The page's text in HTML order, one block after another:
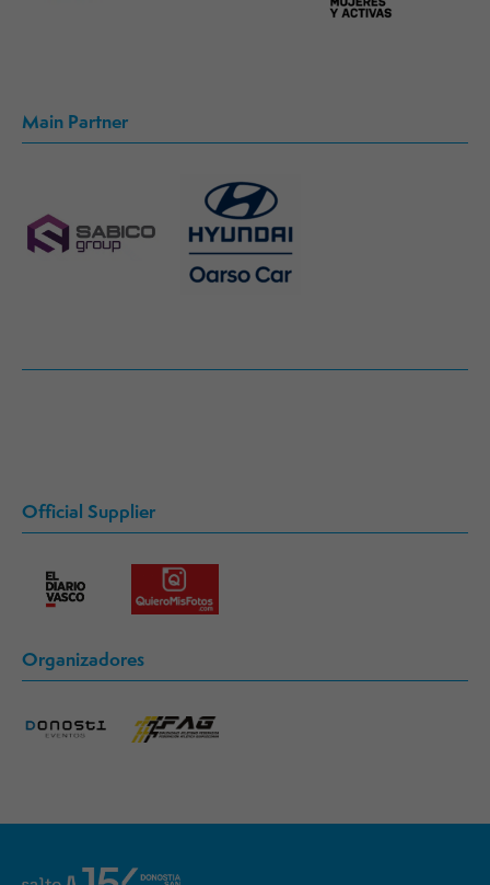
Main Partner
Official Supplier
Organizadores